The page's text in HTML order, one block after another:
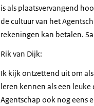
is als plaatsvervangend
de cultuur van het
rekeningen kan betalen.
Rik van Dijk:
Ik kijk ontzettend uit om
leren kennen als een
Agentschap ook nog eens